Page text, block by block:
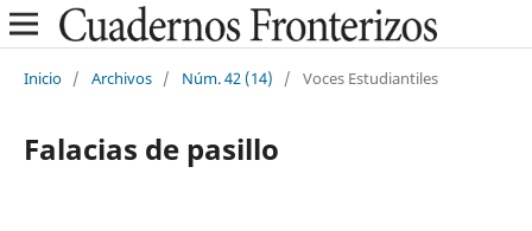
Inicio / Archivos / Núm. 42 (14) / Voces Estudiantiles
Falacias de pasillo